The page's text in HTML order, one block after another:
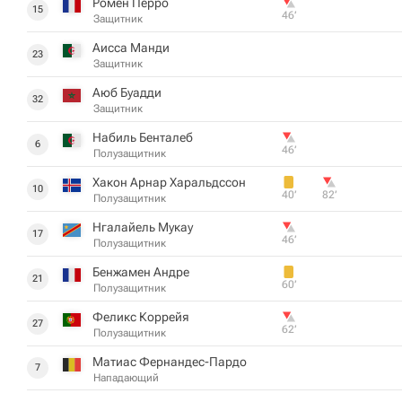
15
Защитник 46‎’‎
23 Аисса Манди
Защитник
32 Аюб Буадди
Защитник
6 Набиль Бенталеб
Полузащитник 46‎’‎
10 Хакон Арнар Харальдссон
Полузащитник 40‎’‎ 82‎’‎
17 Нгалайель Мукау
Полузащитник 46‎’‎
21 Бенжамен Андре
Полузащитник 60‎’‎
27 Феликс Коррейя
Полузащитник 62‎’‎
7 Матиас Фернандес-Пардо
Нападающий